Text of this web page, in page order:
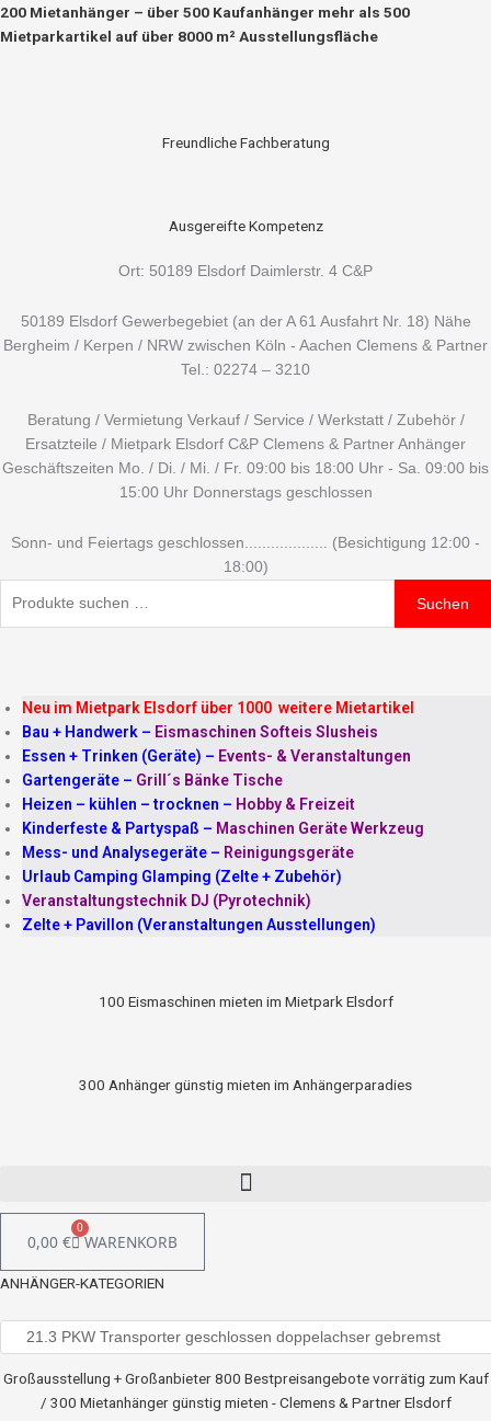
Zum
Inhalt
200 Mietanhänger – über 500 Kaufanhänger mehr als 500
Mietparkartikel auf über 8000 m² Ausstellungsfläche
Freundliche Fachberatung
Ausgereifte Kompetenz
Ort: 50189 Elsdorf Daimlerstr. 4 C&P
50189 Elsdorf Gewerbegebiet (an der A 61 Ausfahrt Nr. 18) Nähe
Bergheim / Kerpen / NRW zwischen Köln - Aachen Clemens & Partner
Tel.: 02274 – 3210
Beratung / Vermietung Verkauf / Service / Werkstatt / Zubehör /
Ersatzteile / Mietpark Elsdorf C&P Clemens & Partner Anhänger
Geschäftszeiten Mo. / Di. / Mi. / Fr. 09:00 bis 18:00 Uhr - Sa. 09:00 bis
15:00 Uhr Donnerstags geschlossen
Sonn- und Feiertags geschlossen................... (Besichtigung 12:00 -
18:00)
Suchen
nach:
Suchen
Neu im Mietpark Elsdorf über 1000 weitere Mietartikel
Bau + Handwerk – Eismaschinen Softeis Slusheis
Essen + Trinken (Geräte) – Events- & Veranstaltungen
Gartengeräte – Grill´s Bänke Tische
Heizen – kühlen – trocknen – Hobby & Freizeit
Kinderfeste & Partyspaß – Maschinen Geräte Werkzeug
Mess- und Analysegeräte – Reinigungsgeräte
Urlaub Camping Glamping (Zelte + Zubehör)
Veranstaltungstechnik DJ (Pyrotechnik)
Zelte + Pavillon (Veranstaltungen Ausstellungen)
100 Eismaschinen mieten im Mietpark Elsdorf
300 Anhänger günstig mieten im Anhängerparadies
0,00 €
0
WARENKORB
ANHÄNGER-KATEGORIEN
Großausstellung + Großanbieter 800 Bestpreisangebote vorrätig zum Kauf
/ 300 Mietanhänger günstig mieten - Clemens & Partner Elsdorf